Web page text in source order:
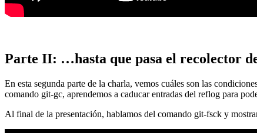
Parte II: …hasta que pasa el recolector
En esta segunda parte de la charla, vemos cuáles son las
comando git-gc, aprendemos a caducar entradas del reflog para
Al final de la presentación, hablamos del comando git-fsck y